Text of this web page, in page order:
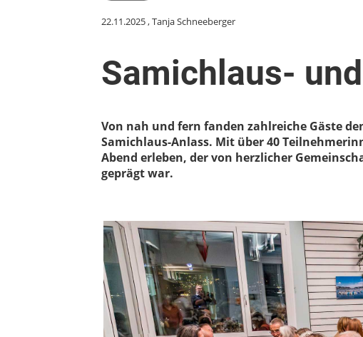
22.11.2025, Tanja Schneeberger
Samichlaus-
Von nah und fern fanden zahlreiche Gäste
Samichlaus-Anlass. Mit über 40
Abend erleben, der von herzlicher
geprägt war.